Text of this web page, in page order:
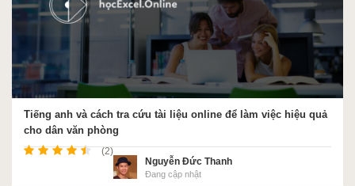
Tiếng anh và cách tra cứu tài liệu online để làm việc hiệu quả
cho dân văn phòng
(2)
Nguyễn Đức Thanh
Đang cập nhật